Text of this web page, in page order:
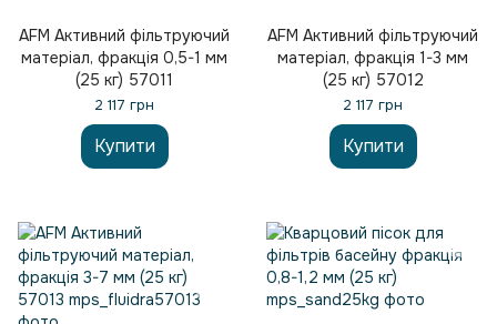
AFM Активний фільтруючий
матеріал, фракція 0,5-1 мм
(25 кг) 57011
2 117 грн
Купити
AFM Активний фільтруючий
матеріал, фракція 1-3 мм
(25 кг) 57012
2 117 грн
Купити